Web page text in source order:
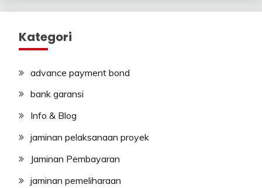
Kategori
advance payment bond
bank garansi
Info & Blog
jaminan pelaksanaan proyek
Jaminan Pembayaran
jaminan pemeliharaan